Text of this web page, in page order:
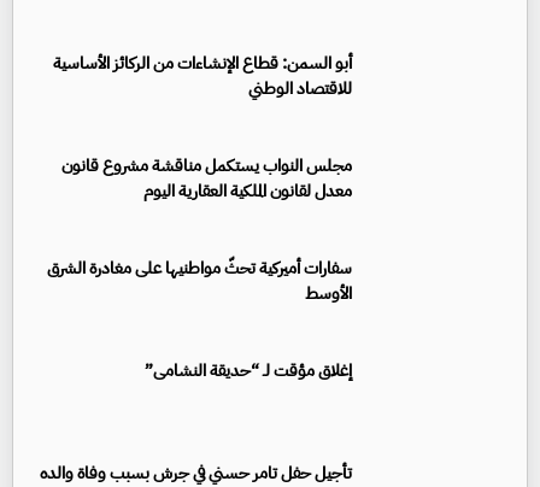
أبو السمن: قطاع الإنشاءات من الركائز الأساسية
للاقتصاد الوطني
مجلس النواب يستكمل مناقشة مشروع قانون
معدل لقانون الملكية العقارية اليوم
سفارات أميركية تحثّ مواطنيها على مغادرة الشرق
الأوسط
إغلاق مؤقت لـ “حديقة النشامى”
تأجيل حفل تامر حسني في جرش بسبب وفاة والده